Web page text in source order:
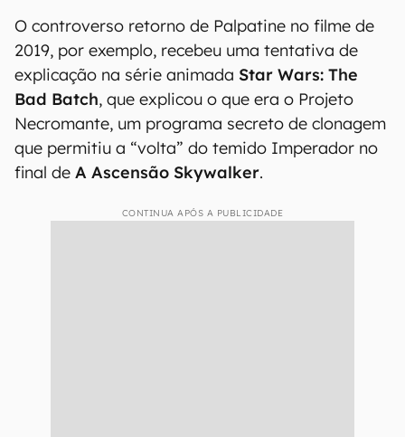
O controverso retorno de Palpatine no filme de
2019, por exemplo, recebeu uma tentativa de
explicação na série animada Star Wars: The
Bad Batch, que explicou o que era o Projeto
Necromante, um programa secreto de clonagem
que permitiu a “volta” do temido Imperador no
final de A Ascensão Skywalker.
CONTINUA APÓS A PUBLICIDADE